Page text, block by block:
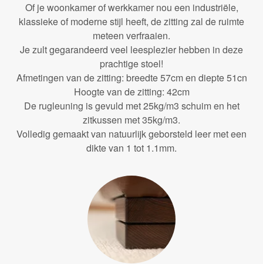
Of je woonkamer of werkkamer nou een industriële,
klassieke of moderne stijl heeft, de zitting zal de ruimte
meteen verfraaien.
Je zult gegarandeerd veel leesplezier hebben in deze
prachtige stoel!
Afmetingen van de zitting: breedte 57cm en diepte 51cn
Hoogte van de zitting: 42cm
De rugleuning is gevuld met 25kg/m3 schuim en het
zitkussen met 35kg/m3.
Volledig gemaakt van natuurlijk geborsteld leer met een
dikte van 1 tot 1.1mm.